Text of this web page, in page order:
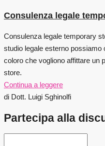
Consulenza legale
Consulenza legale temporary
studio legale esterno possiamo
coloro che vogliono affittare un
store.
Continua a leggere
di Dott. Luigi Sghinolfi
Partecipa alla